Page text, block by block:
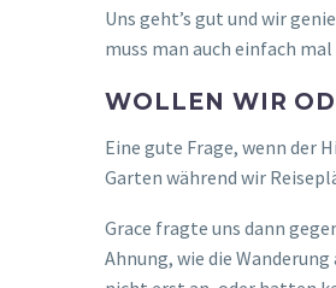
Uns geht’s gut und wir
muss man auch einfach
WOLLEN WIR
Eine gute Frage, wenn der
Garten während wir
Grace fragte uns dann
Ahnung, wie die